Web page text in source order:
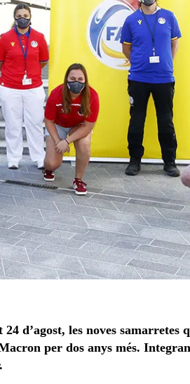
d’agost, les noves samarretes
per dos anys més.